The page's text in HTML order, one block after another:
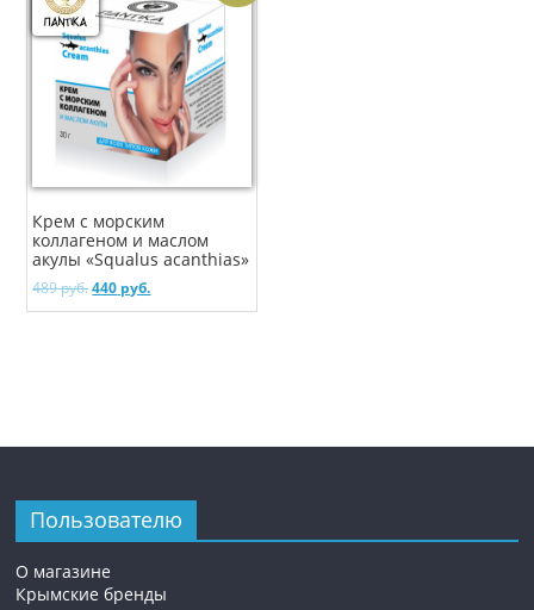
Крем с морским
коллагеном и маслом
акулы «Squalus acanthias»
489руб.440 руб.
Пользователю
О магазине
Крымские бренды